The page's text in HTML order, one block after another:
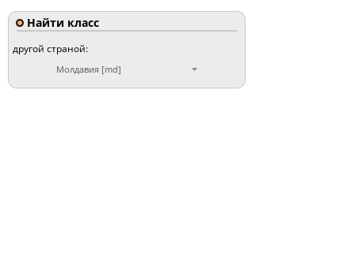
Найти класс
другой страной:
Молдавия [md]